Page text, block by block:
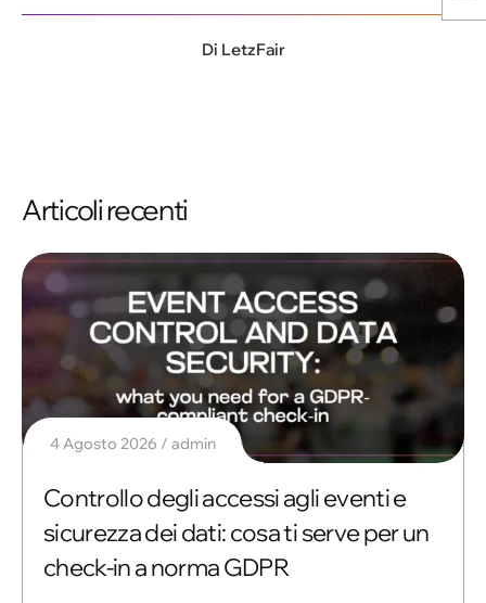
Di LetzFair
Articoli recenti
4 Agosto 2026 admin
Controllo degli accessi agli eventi e
sicurezza dei dati: cosa ti serve per un
check-in a norma GDPR